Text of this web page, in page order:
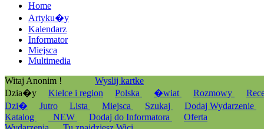
Home
Artyku�y
Kalendarz
Informator
Miejsca
Multimedia
Witaj Anonim !
Wyslij kartke
Dzia�y
Kielce i region Polska �wiat Rozmowy
Dzi�
Jutro Lista Miejsca Szukaj Dodaj Wydarzenie
Katalog
_NEW Dodaj do Informatora
Oferta